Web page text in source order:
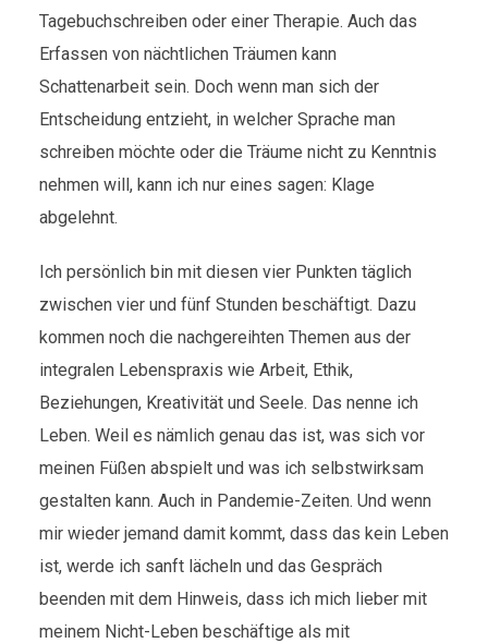
Tagebuchschreiben oder einer Therapie. Auch das
Erfassen von nächtlichen Träumen kann
Schattenarbeit sein. Doch wenn man sich der
Entscheidung entzieht, in welcher Sprache man
schreiben möchte oder die Träume nicht zu Kenntnis
nehmen will, kann ich nur eines sagen: Klage
abgelehnt.
Ich persönlich bin mit diesen vier Punkten täglich
zwischen vier und fünf Stunden beschäftigt. Dazu
kommen noch die nachgereihten Themen aus der
integralen Lebenspraxis wie Arbeit, Ethik,
Beziehungen, Kreativität und Seele. Das nenne ich
Leben. Weil es nämlich genau das ist, was sich vor
meinen Füßen abspielt und was ich selbstwirksam
gestalten kann. Auch in Pandemie-Zeiten. Und wenn
mir wieder jemand damit kommt, dass das kein Leben
ist, werde ich sanft lächeln und das Gespräch
beenden mit dem Hinweis, dass ich mich lieber mit
meinem Nicht-Leben beschäftige als mit